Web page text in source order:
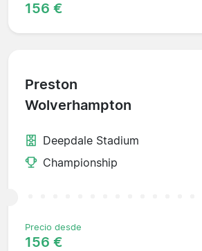
156 €
Preston
Wolverhampton
Deepdale Stadium
Championship
Precio desde
156 €